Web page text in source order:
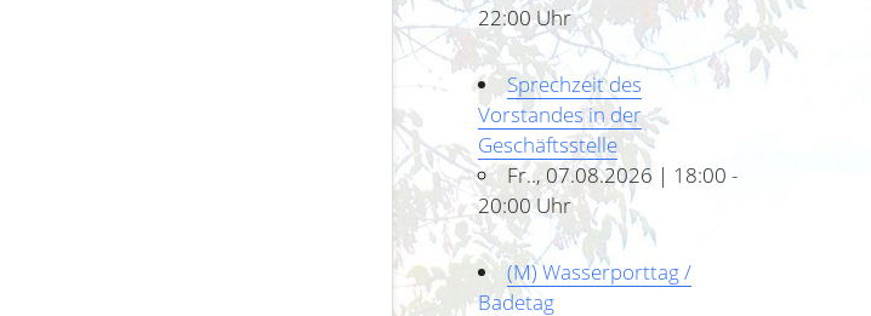
22:00 Uhr
Sprechzeit des
Vorstandes in der
Geschäftsstelle
Fr.., 07.08.2026 | 18:00 -
20:00 Uhr
(M) Wasserporttag /
Badetag